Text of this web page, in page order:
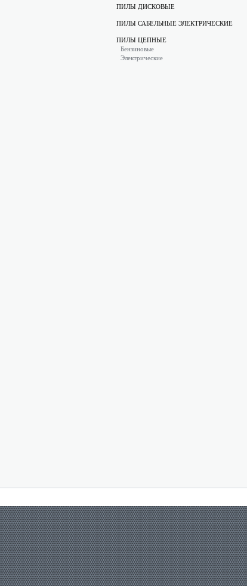
ПИЛЫ ДИСКОВЫЕ
ПИЛЫ САБЕЛЬНЫЕ ЭЛЕКТРИЧЕСКИЕ
ПИЛЫ ЦЕПНЫЕ
Бензиновые
Электрические